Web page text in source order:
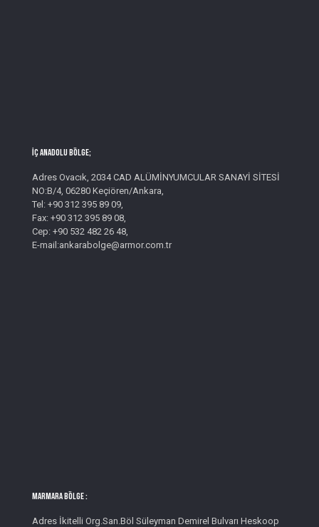
İç Anadolu Bölge;
Adres Ovacık, 2034 CAD ALÜMİNYUMCULAR SANAYİ SİTESİ
NO:B/4, 06280 Keçiören/Ankara,
Tel: +90 312 395 89 09,
Fax: +90 312 395 89 08,
Cep: +90 532 482 26 48,
E-mail:ankarabolge@armor.com.tr
MARMARA BÖLGE :
Adres İkitelli Org.San.Böl Süleyman Demirel Bulvarı Heskoop